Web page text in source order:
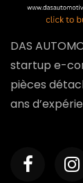
DAS
startup e-
pièces
ans